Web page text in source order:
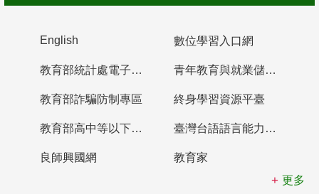
English 數位學習入口網
教育部統計處電子書櫃 青年教育與就業儲蓄帳戶
教育部詐騙防制專區 終身學習資源平臺
教育部高中等以下學校及幼兒園教師資格檢定考試 臺灣台語語言能力認證網站
良師興國網
教育家
更多